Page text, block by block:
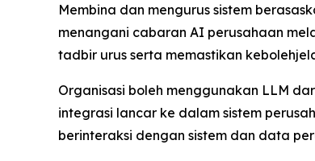
Membina dan mengurus sistem
menangani cabaran AI perusahaan
tadbir urus serta memastikan
Organisasi boleh menggunakan LLM
integrasi lancar ke dalam sistem
berinteraksi dengan sistem dan data